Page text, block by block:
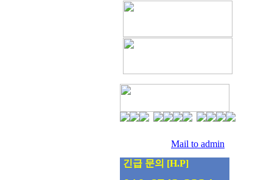
Mail to admin
긴급 문의 [H.P]